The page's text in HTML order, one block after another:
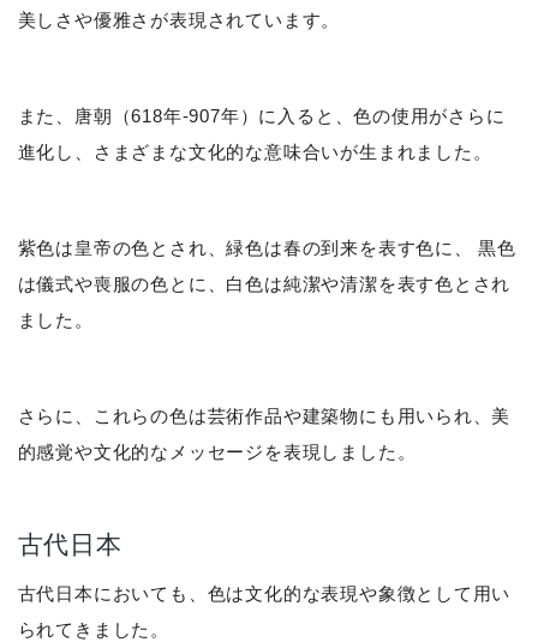
美しさや優雅さが表現されています。
また、唐朝（618年-907年）に入ると、色の使用がさらに
進化し、さまざまな文化的な意味合いが生まれました。
紫色は皇帝の色とされ、緑色は春の到来を表す色に、 黒色
は儀式や喪服の色とに、白色は純潔や清潔を表す色とされ
ました。
さらに、これらの色は芸術作品や建築物にも用いられ、美
的感覚や文化的なメッセージを表現しました。
古代日本
古代日本においても、色は文化的な表現や象徴として用い
られてきました。